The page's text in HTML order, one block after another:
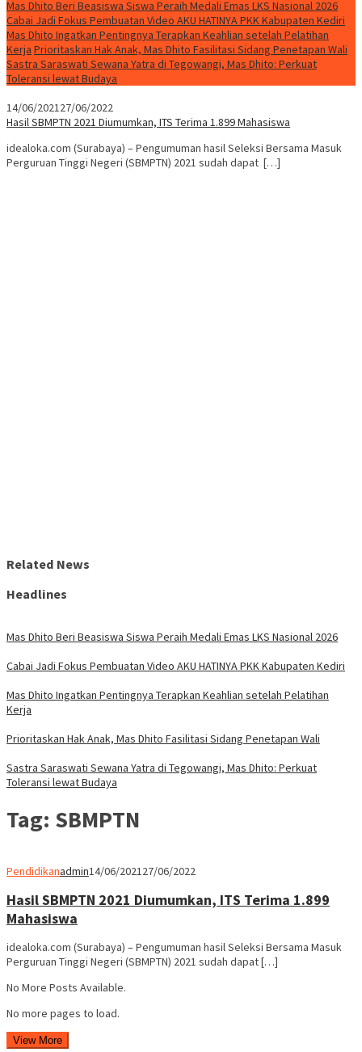
Mas Dhito Beri Beasiswa Siswa Peraih Medali Emas LKS Nasional 2026
Cabai Jadi Fokus Pembuatan Video AKU HATINYA PKK Kabupaten Kediri
Mas Dhito Ingatkan Pentingnya Terapkan Keahlian setelah Pelatihan
Kerja Prioritaskan Hak Anak, Mas Dhito Fasilitasi Sidang Penetapan Wali
Sastra Saraswati Sewana Yatra di Tegowangi, Mas Dhito: Perkuat
Toleransi lewat Budaya
14/06/202127/06/2022
Hasil SBMPTN 2021 Diumumkan, ITS Terima 1.899 Mahasiswa
idealoka.com (Surabaya) – Pengumuman hasil Seleksi Bersama Masuk
Perguruan Tinggi Negeri (SBMPTN) 2021 sudah dapat […]
Related News
Headlines
Mas Dhito Beri Beasiswa Siswa Peraih Medali Emas LKS Nasional 2026
Cabai Jadi Fokus Pembuatan Video AKU HATINYA PKK Kabupaten Kediri
Mas Dhito Ingatkan Pentingnya Terapkan Keahlian setelah Pelatihan
Kerja
Prioritaskan Hak Anak, Mas Dhito Fasilitasi Sidang Penetapan Wali
Sastra Saraswati Sewana Yatra di Tegowangi, Mas Dhito: Perkuat
Toleransi lewat Budaya
Tag: SBMPTN
Pendidikanadmin14/06/202127/06/2022
Hasil SBMPTN 2021 Diumumkan, ITS Terima 1.899
Mahasiswa
idealoka.com (Surabaya) – Pengumuman hasil Seleksi Bersama Masuk
Perguruan Tinggi Negeri (SBMPTN) 2021 sudah dapat […]
No More Posts Available.
No more pages to load.
View More